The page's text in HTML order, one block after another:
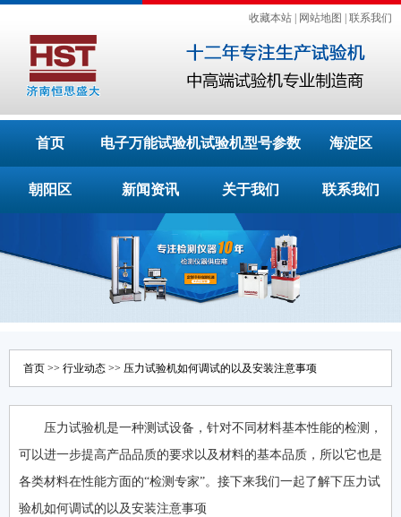
收藏本站 网站地图 联系我们
首页 电子万能试验机试验机型号参数 海淀区
朝阳区 新闻资讯 关于我们 联系我们
首页 >> 行业动态 >> 压力试验机如何调试的以及安装注意事项
压力试验机是一种测试设备，针对不同材料基本性能的检测，
可以进一步提高产品品质的要求以及材料的基本品质，所以它也是
各类材料在性能方面的“检测专家”。接下来我们一起了解下压力试
验机如何调试的以及安装注意事项